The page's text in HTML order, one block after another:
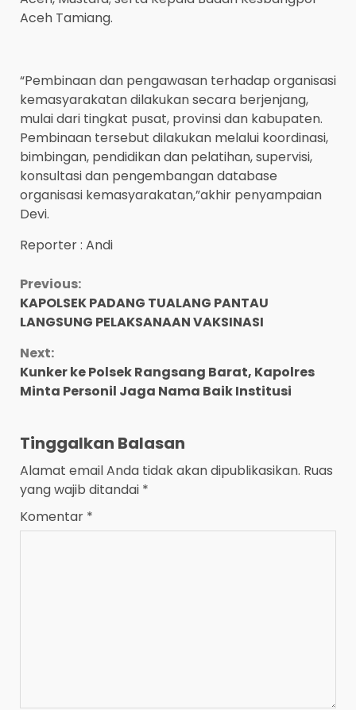
Aceh Tamiang.
“Pembinaan dan pengawasan terhadap organisasi
kemasyarakatan dilakukan secara berjenjang,
mulai dari tingkat pusat, provinsi dan kabupaten.
Pembinaan tersebut dilakukan melalui koordinasi,
bimbingan, pendidikan dan pelatihan, supervisi,
konsultasi dan pengembangan database
organisasi kemasyarakatan,”akhir penyampaian
Devi.
Reporter : Andi
Continue
Reading
Previous:
KAPOLSEK PADANG TUALANG PANTAU
LANGSUNG PELAKSANAAN VAKSINASI
Next:
Kunker ke Polsek Rangsang Barat, Kapolres
Minta Personil Jaga Nama Baik Institusi
Tinggalkan Balasan
Alamat email Anda tidak akan dipublikasikan. Ruas
yang wajib ditandai *
Komentar *